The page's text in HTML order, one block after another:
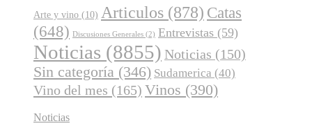
Arte y vino (10) Articulos (878) Catas
(648) Discusiones Generales (2) Entrevistas (59)
Noticias (8855) Noticias (150)
Sin categoría (346) Sudamerica (40)
Vino del mes (165) Vinos (390)
Noticias